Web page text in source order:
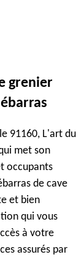
grenier
91160, L'art du
met son
occupants
de cave
et bien
qui vous
à votre
assurés par